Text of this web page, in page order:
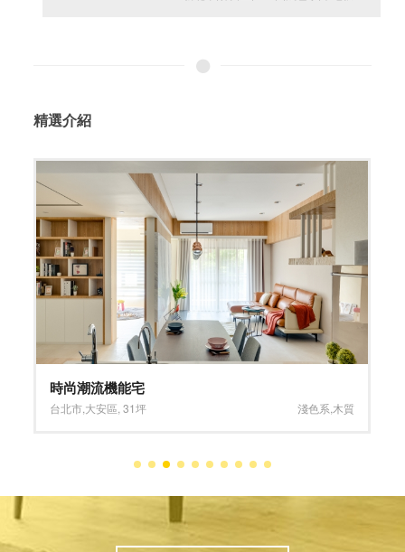
精選介紹
時尚潮流機能宅
台北市 大安區 ,31坪 淺色系 木質